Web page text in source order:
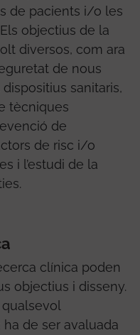
de pacients i/o les
objectius de la
diversos, com ara
de nous
sanitaris,
tècniques
de
de risc i/o
i l’estudi de la
clínica poden
objectius i disseny.
de ser avaluada